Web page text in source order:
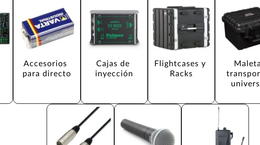
Accesorios
para directo
Cajas de
inyección
Flightcases y
Racks
Maleta